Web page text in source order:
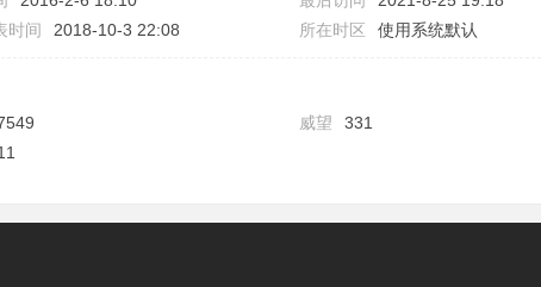
时间 2018-10-3 22:08 所在时区 使用系统默认
威望
331